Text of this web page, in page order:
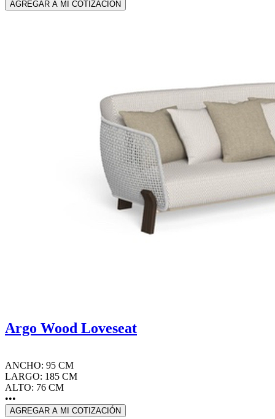
AGREGAR A MI COTIZACIÓN
Argo Wood Loveseat
ANCHO: 95 CM
LARGO: 185 CM
ALTO: 76 CM
•••
AGREGAR A MI COTIZACIÓN